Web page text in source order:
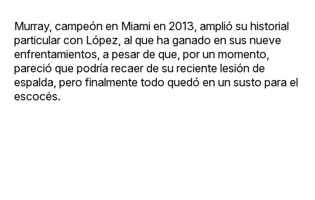
Murray, campeón en Miami en 2013, amplió su historial
particular con López, al que ha ganado en sus nueve
enfrentamientos, a pesar de que, por un momento,
pareció que podría recaer de su reciente lesión de
espalda, pero finalmente todo quedó en un susto para el
escocés.